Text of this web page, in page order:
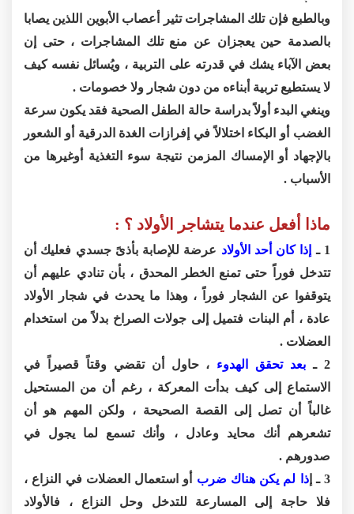
وبالطبع فإن تلك المشاجرات تثير أعصاب الأبوين اللذين يصابا
بالصدمة حين يعجزان عن منع تلك المشاجرات ، حتى إن
بعض الآباء يشك في قدرته على التربية ، ويُسائل نفسه كيف
لا يستطيع تربية أبناءه من دون شجار ولا خصومات .
وينغي البدء أولاً بدراسة حالة الطفل الصحية فقد يكون سرعة
الغضب أو البكاء اختلالاً في إفرازات الغدة الدرقية أو الشعور
بالإجهاد أو الإمساك المزمن نتيجة سوء التغذية أوغيرها من
الأسباب .
ماذا أفعل عندما يتشاجر الأولاد ؟ :
1 ـ إذا كان أحد الأولاد عرضة للإصابة بأذىً جسدي فعليك أن
تتدخل فوراً حتى تمنع الخطر المحدق ، بأن تنادي عليهم أن
يتوقفوا عن الشجار فوراً ، وهذا ما يحدث في شجار الأولاد
عادة ، أم البنات فتميل إلى جولات الصراخ بدلاً من استخدام
العضلات .
2 ـ
بعد تحقق الهدوء ، حاول أن تقضي وقتاً قصيراً في
الاستماع إلى كيف بدأت المعركة ، رغم أن من المستحيل
غالباً أن تصل إلى القصة الصحيحة ، ولكن المهم هو أن
تشعرهم أنك محايد وعادل ، وأنك تسمع لما يجول في
صدورهم .
3 ـ إ
ذا لم يكن هناك ضرب أو استعمال العضلات في النزاع ،
فلا حاجة إلى المسارعة للتدخل وحل النزاع ، فالأولاد